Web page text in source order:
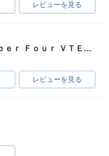
レビューを見る
ＣＢ４００Ｓｕｐｅｒ Ｆｏｕｒ ＶＴＥＣ ＳＰＥＣ３
レビューを見る